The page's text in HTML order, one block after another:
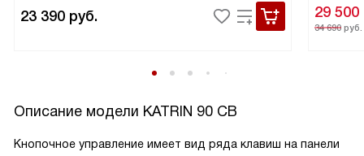
23 390 руб. 29 500
34 690руб.
Описание модели KATRIN 90 CB
Кнопочное управление имеет вид ряда клавиш на панели